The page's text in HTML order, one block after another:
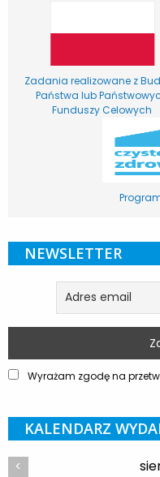
Zadania realizowane z
Państwa lub
Funduszy Celowych
NEWSLETTER
Wyrażam zgodę na
KALENDARZ
<